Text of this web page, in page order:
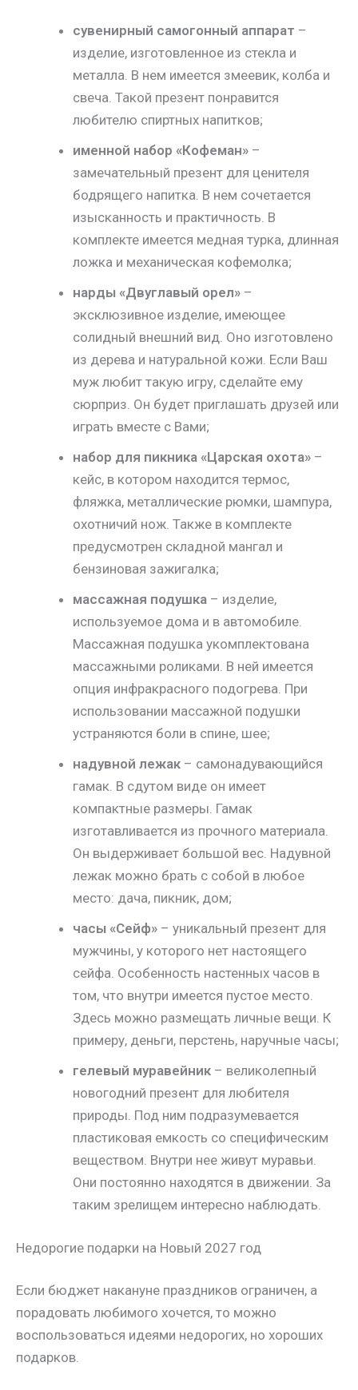
сувенирный самогонный аппарат –
изделие, изготовленное из стекла и
металла. В нем имеется змеевик, колба и
свеча. Такой презент понравится
любителю спиртных напитков;
именной набор «Кофеман» –
замечательный презент для ценителя
бодрящего напитка. В нем сочетается
изысканность и практичность. В
комплекте имеется медная турка, длинная
ложка и механическая кофемолка;
нарды «Двуглавый орел» –
эксклюзивное изделие, имеющее
солидный внешний вид. Оно изготовлено
из дерева и натуральной кожи. Если Ваш
муж любит такую игру, сделайте ему
сюрприз. Он будет приглашать друзей или
играть вместе с Вами;
набор для пикника «Царская охота» –
кейс, в котором находится термос,
фляжка, металлические рюмки, шампура,
охотничий нож. Также в комплекте
предусмотрен складной мангал и
бензиновая зажигалка;
массажная подушка – изделие,
используемое дома и в автомобиле.
Массажная подушка укомплектована
массажными роликами. В ней имеется
опция инфракрасного подогрева. При
использовании массажной подушки
устраняются боли в спине, шее;
надувной лежак – самонадувающийся
гамак. В сдутом виде он имеет
компактные размеры. Гамак
изготавливается из прочного материала.
Он выдерживает большой вес. Надувной
лежак можно брать с собой в любое
место: дача, пикник, дом;
часы «Сейф» – уникальный презент для
мужчины, у которого нет настоящего
сейфа. Особенность настенных часов в
том, что внутри имеется пустое место.
Здесь можно размещать личные вещи. К
примеру, деньги, перстень, наручные часы;
гелевый муравейник – великолепный
новогодний презент для любителя
природы. Под ним подразумевается
пластиковая емкость со специфическим
веществом. Внутри нее живут муравьи.
Они постоянно находятся в движении. За
таким зрелищем интересно наблюдать.
Недорогие подарки на Новый 2027 год
Если бюджет накануне праздников ограничен, а
порадовать любимого хочется, то можно
воспользоваться идеями недорогих, но хороших
подарков.